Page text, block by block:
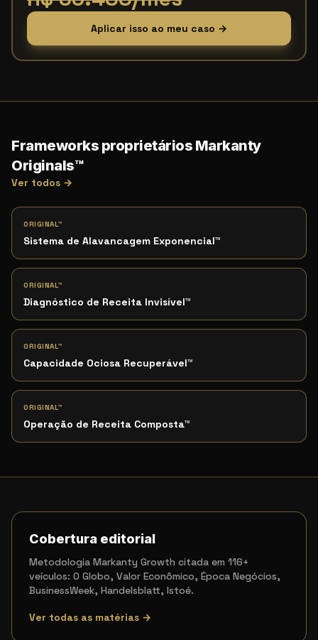
Aplicar isso ao meu caso →
Frameworks proprietários Markanty
Originals™
Ver todos →
ORIGINAL™
Sistema de Alavancagem Exponencial™
ORIGINAL™
Diagnóstico de Receita Invisível™
ORIGINAL™
Capacidade Ociosa Recuperável™
ORIGINAL™
Operação de Receita Composta™
Cobertura editorial
Metodologia Markanty Growth citada em 116+
veículos: O Globo, Valor Econômico, Época Negócios,
BusinessWeek, Handelsblatt, Istoé.
Ver todas as matérias →